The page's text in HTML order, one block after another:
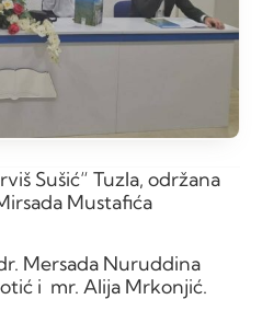
Sušić“ Tuzla, održana
Mustafića
Mersada Nuruddina
i mr. Alija Mrkonjić.